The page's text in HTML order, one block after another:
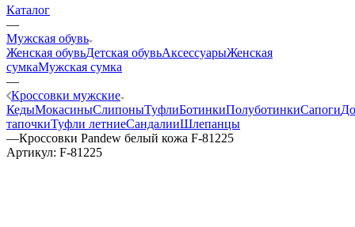
Каталог
—
Мужская обувь
Женская обувьДетская обувьАксессуарыЖенская
сумкаМужская сумка
—
Кроссовки мужские
КедыМокасиныСлипоныТуфлиБотинкиПолуботинкиСапоги
тапочкиТуфли летниеСандалииШлепанцы
—Кроссовки Pandew белый кожа F-81225
Артикул: F-81225